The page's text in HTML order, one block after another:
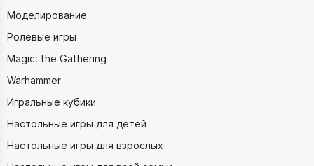
Моделирование
Ролевые игры
Magic: the Gathering
Warhammer
Игральные кубики
Настольные игры для детей
Настольные игры для взрослых